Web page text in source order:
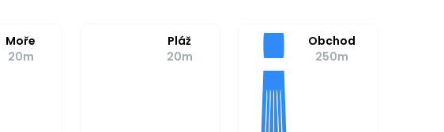
Moře
20m
Pláž
20m
Obchod
250m